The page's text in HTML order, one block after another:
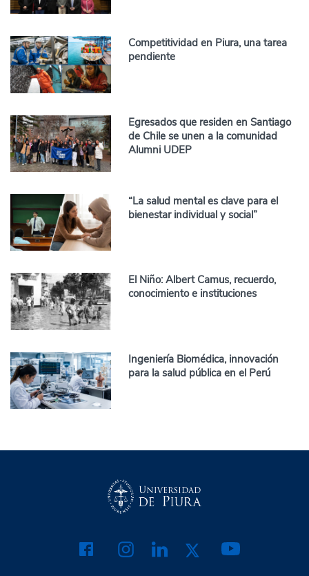
Competitividad en Piura, una tarea
pendiente
Egresados que residen en Santiago
de Chile se unen a la comunidad
Alumni UDEP
“La salud mental es clave para el
bienestar individual y social”
El Niño: Albert Camus, recuerdo,
conocimiento e instituciones
Ingeniería Biomédica, innovación
para la salud pública en el Perú